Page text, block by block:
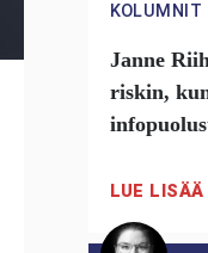
KOLUMNIT
Janne
riskin,
LUE LISÄÄ